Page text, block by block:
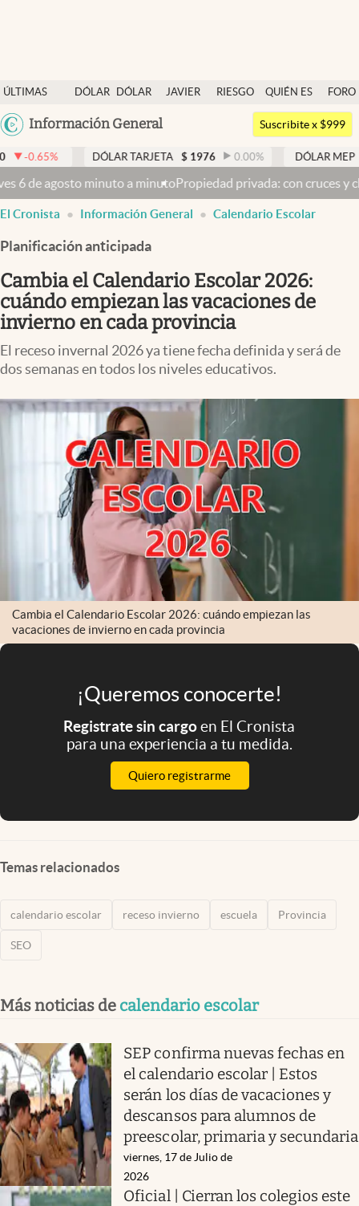
ÚLTIMAS
NOTICIAS
DÓLAR
DÓLAR
JAVIER
RIESGO
QUIÉN ES
QUIÉN
FORO
Argentina
México
Colombia
Información General
Dólar
Members
Economía y Política
Finanzas y Mercados
Mercados Online
Negocios
Columnistas
Otras secciones
Infotechnology
Clase
Mundial 2026
Eventos Corporativos
El Cronista Studio
abre en nueva pestaña
Argentina
Suscribite x $999
DÓLAR TARJETA $ 1976 0.00% DÓLAR MEP $ 1521,52
Propiedad privada: con cruces y chicanas, el Senado discute
El Cronista Información General Calendario Escolar
Planificación anticipada
Cambia el Calendario Escolar 2026:
cuándo empiezan las vacaciones de
invierno en cada provincia
El receso invernal 2026 ya tiene fecha definida y será de
dos semanas en todos los niveles educativos.
Cambia el Calendario Escolar 2026: cuándo empiezan las
vacaciones de invierno en cada provincia
¡Queremos conocerte!
Registrate sin cargoen El Cronista
para una experiencia a tu medida.
Quiero registrarme
Temas relacionados
calendario escolar receso invierno escuela Provincia
SEO
Más noticias de calendario escolar
SEP confirma nuevas fechas en
el calendario escolar | Estos
serán los días de vacaciones y
descansos para alumnos de
preescolar, primaria y secundaria
viernes, 17 de Julio de
2026
Oficial | Cierran los colegios este